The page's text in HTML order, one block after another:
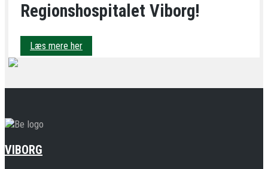
Regionshospitalet Viborg!
Læs mere her
VIBORG